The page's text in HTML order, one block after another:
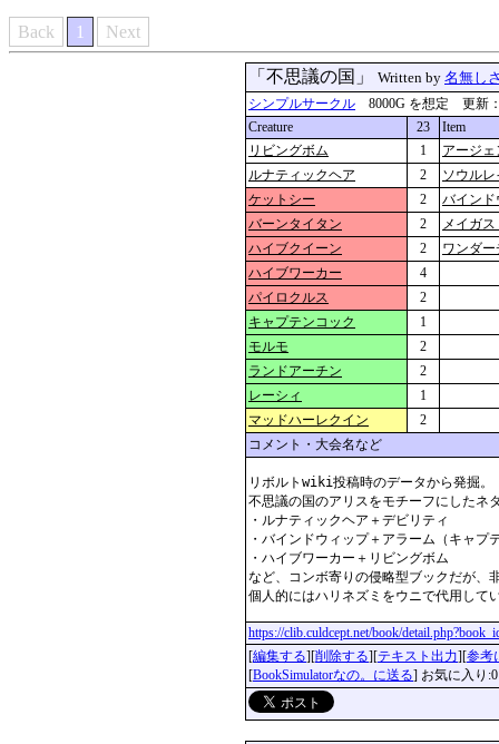
Back 1 Next
「不思議の国」 Written by 名無し
シンプルサークル 8000G を想定 更新：
Creature
23
Item
リビングボム
1
アージ
ルナティックヘア
2
ソウルレ
ケットシー
2
バインド
バーンタイタン
2
メイガ
ハイブクイーン
2
ワンダ
ハイブワーカー
4
パイロクルス
2
キャプテンコック
1
モルモ
2
ランドアーチン
2
レーシィ
1
マッドハーレクイン
2
コメント・大会名など
リボルトwiki投稿時のデータから発掘。
不思議の国のアリスをモチーフにしたネ
・ルナティックヘア＋デビリティ
・バインドウィップ＋アラーム（キャプ
・ハイブワーカー＋リビングボム
など、コンボ寄りの侵略型ブックだが、
個人的にはハリネズミをウニで代用して
https://clib.culdcept.net/book/
[編集する][削除する][テキスト出力][参考
[BookSimulatorなの。に送る] お気に入り:0